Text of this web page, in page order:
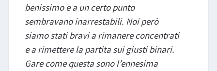
benissimo e a un certo punto
sembravano inarrestabili. Noi però
siamo stati bravi a rimanere concentrati
e a rimettere la partita sui giusti binari.
Gare come questa sono l’ennesima